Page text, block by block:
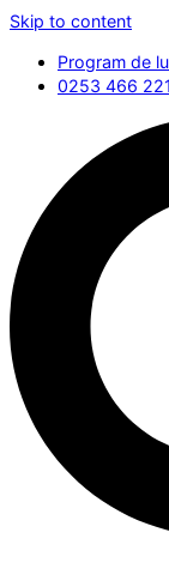
Skip to content
Program de
0253 466 221